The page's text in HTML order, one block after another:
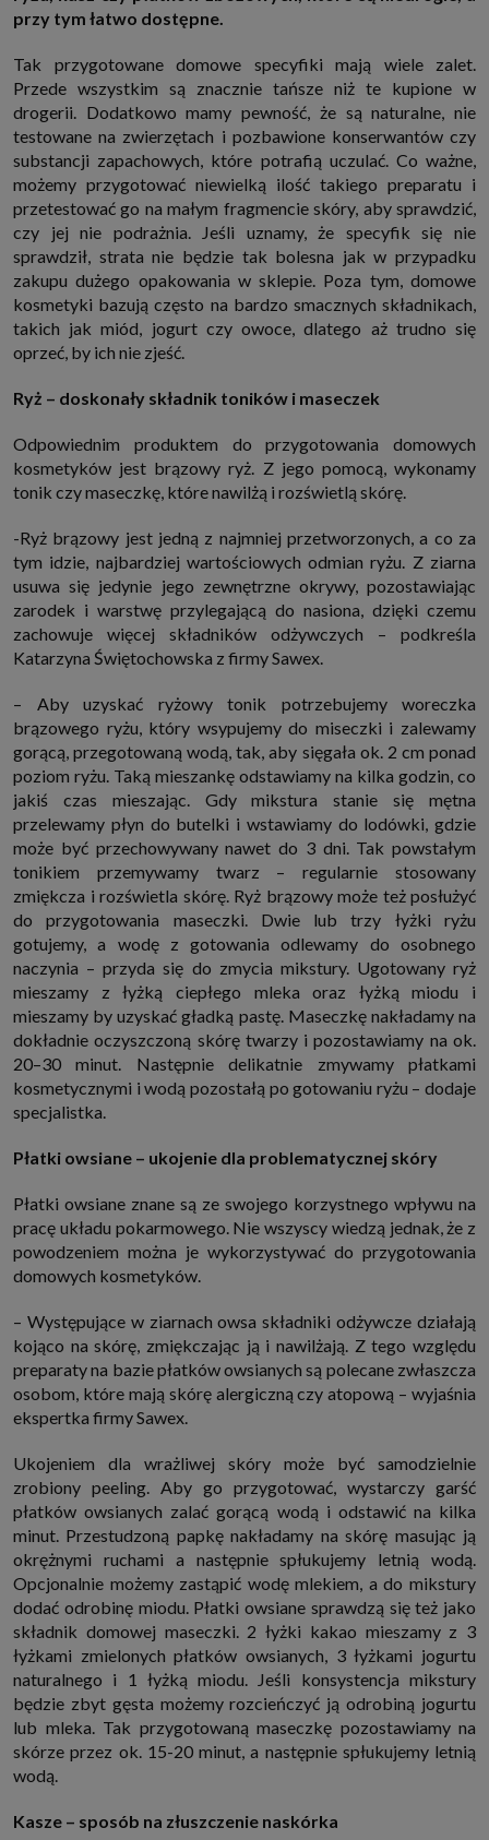
http://www.sagier.pl/
danych osobowych będą także nasi Zaufani Partnerzy. Listę Zaufanych
Partnerów możesz sprawdzić w każdym momencie na stronie naszej
polityki prywatności
i tam też zmodyfikować lub cofnąć swoje zgody.
Podstawa i cel przetwarzania
Twoje dane przetwarzamy w następujących celach:
1. Jeśli zawieramy z Tobą umowę o realizację danej usługi (np. usługi
zapewniającej Ci możliwość zapoznania się z jednym z naszych serwisów
w oparciu o treść regulaminu tego serwisu), to możemy przetwarzać
Twoje dane w zakresie niezbędnym do realizacji tej umowy.
2. Zapewnianie bezpieczeństwa usługi (np. sprawdzenie, czy do Twojego
konta nie loguje się nieuprawniona osoba), dokonanie pomiarów
statystycznych, ulepszanie naszych usług i dopasowanie ich do potrzeb i
wygody użytkowników (np. personalizowanie treści w usługach), jak
również prowadzenie marketingu i promocji własnych usług (np. jeśli
interesujesz się motoryzacją i oglądasz artykuły w biznesistyl.pl lub na
innych stronach internetowych, to możemy Ci wyświetlić reklamę
dotyczącą artykułu w serwisie biznesistyl.pl/automoto. Takie
interesów.
Cię reklamy (np. produktu, którego możesz potrzebować) reklamodawcy i
ich przedstawiciele chcieliby mieć możliwość przetwarzania Twoich
danych związanych z odwiedzanymi przez Ciebie stronami
internetowymi. Udzielenie takiej zgody jest dobrowolne, nie musisz jej
możliwość ograniczenia zakresu lub zmiany zgody w dowolnym
momencie.
przetwarzania, czyli w przypadku udzielenia zgody do momentu jej
cofnięcia, ograniczenia lub innych działań z Twojej strony ograniczających
tę zgodę, w przypadku niezbędności danych do wykonania umowy, przez
czas jej wykonywania i ewentualnie okres przedawnienia roszczeń z niej
(zwykle nie więcej niż 3 lata, a maksymalnie 10 lat), a w przypadku, gdy
Przekazywanie danych
Administratorzy danych mogą powierzać Twoje dane podwykonawcom IT,
księgowym, agencjom marketingowym etc. Zrobią to jedynie na
podstawie umowy o powierzenie przetwarzania danych zobowiązującej
nich do własnych celów.
Cookies
Na naszych stronach używamy znaczników internetowych takich jak pliki
np. cookie lub local storage do zbierania i przetwarzania danych
osobowych w celu personalizowania treści i reklam oraz analizowania
ruchu na stronach, aplikacjach i w Internecie. W ten sposób technologię tę
wykorzystują również podmioty z Grupy SAGIER oraz nasi Zaufani
Partnerzy, którzy także chcą dopasowywać reklamy do Twoich preferencji.
Cookies to dane informatyczne zapisywane w plikach i przechowywane na
Twoim urządzeniu końcowym (tj. twój komputer, tablet, smartphone itp.),
które przeglądarka wysyła do serwera przy każdorazowym wejściu na
stronę z tego urządzenia, podczas gdy odwiedzasz strony w Internecie.
Szczegółową informację na temat plików cookie i ich funkcjonowania
znajdzieszpod tym linkiem. Pod tym linkiem znajdziesz także informację
o tym jak zmienić ustawienia przeglądarki, aby ograniczyć lub wyłączyć
funkcjonowanie plików cookies itp. oraz jak usunąć takie pliki z Twojego
urządzenia.
Twoje uprawnienia
przetwarzania przez nas, inne podmioty z Grupy SAGIER i Zaufanych
1. Jeśli udzieliłeś zgody na przetwarzanie danych możesz ją w każdej
chwili wycofać (cofnięcie zgody oczywiście nie uchyli zgodności z prawem
przetwarzania już dokonanego na jej podstawie);
2. Masz również prawo żądania dostępu do Twoich danych osobowych, ich
sprostowania, usunięcia lub ograniczenia przetwarzania, prawo do
przeniesienia danych, wyrażenia sprzeciwu wobec przetwarzania danych
jest Prezes Urzędu Ochrony Danych Osobowych. Pod tym adresem
znajdziesz dodatkowe informacje dotyczące przetwarzania danych i
Twoich uprawnień.
przy tym łatwo dostępne.
Tak przygotowane domowe specyfiki mają wiele zalet.
Przede wszystkim są znacznie tańsze niż te kupione w
drogerii. Dodatkowo mamy pewność, że są naturalne, nie
testowane na zwierzętach i pozbawione konserwantów czy
substancji zapachowych, które potrafią uczulać. Co ważne,
możemy przygotować niewielką ilość takiego preparatu i
przetestować go na małym fragmencie skóry, aby sprawdzić,
czy jej nie podrażnia. Jeśli uznamy, że specyfik się nie
sprawdził, strata nie będzie tak bolesna jak w przypadku
zakupu dużego opakowania w sklepie. Poza tym, domowe
kosmetyki bazują często na bardzo smacznych składnikach,
takich jak miód, jogurt czy owoce, dlatego aż trudno się
oprzeć, by ich nie zjeść.
Ryż – doskonały składnik toników i maseczek
Odpowiednim produktem do przygotowania domowych
kosmetyków jest brązowy ryż. Z jego pomocą, wykonamy
tonik czy maseczkę, które nawilżą i rozświetlą skórę.
-Ryż brązowy jest jedną z najmniej przetworzonych, a co za
tym idzie, najbardziej wartościowych odmian ryżu. Z ziarna
usuwa się jedynie jego zewnętrzne okrywy, pozostawiając
zarodek i warstwę przylegającą do nasiona, dzięki czemu
zachowuje więcej składników odżywczych – podkreśla
Katarzyna Świętochowska z firmy Sawex.
– Aby uzyskać ryżowy tonik potrzebujemy woreczka
brązowego ryżu, który wsypujemy do miseczki i zalewamy
gorącą, przegotowaną wodą, tak, aby sięgała ok. 2 cm ponad
poziom ryżu. Taką mieszankę odstawiamy na kilka godzin, co
jakiś czas mieszając. Gdy mikstura stanie się mętna
przelewamy płyn do butelki i wstawiamy do lodówki, gdzie
może być przechowywany nawet do 3 dni. Tak powstałym
tonikiem przemywamy twarz – regularnie stosowany
zmiękcza i rozświetla skórę. Ryż brązowy może też posłużyć
do przygotowania maseczki. Dwie lub trzy łyżki ryżu
gotujemy, a wodę z gotowania odlewamy do osobnego
naczynia – przyda się do zmycia mikstury. Ugotowany ryż
mieszamy z łyżką ciepłego mleka oraz łyżką miodu i
mieszamy by uzyskać gładką pastę. Maseczkę nakładamy na
dokładnie oczyszczoną skórę twarzy i pozostawiamy na ok.
20–30 minut. Następnie delikatnie zmywamy płatkami
kosmetycznymi i wodą pozostałą po gotowaniu ryżu – dodaje
specjalistka.
Płatki owsiane – ukojenie dla problematycznej skóry
Płatki owsiane znane są ze swojego korzystnego wpływu na
pracę układu pokarmowego. Nie wszyscy wiedzą jednak, że z
powodzeniem można je wykorzystywać do przygotowania
domowych kosmetyków.
– Występujące w ziarnach owsa składniki odżywcze działają
kojąco na skórę, zmiękczając ją i nawilżają. Z tego względu
preparaty na bazie płatków owsianych są polecane zwłaszcza
osobom, które mają skórę alergiczną czy atopową – wyjaśnia
ekspertka firmy Sawex.
Ukojeniem dla wrażliwej skóry może być samodzielnie
zrobiony peeling. Aby go przygotować, wystarczy garść
płatków owsianych zalać gorącą wodą i odstawić na kilka
minut. Przestudzoną papkę nakładamy na skórę masując ją
okrężnymi ruchami a następnie spłukujemy letnią wodą.
Opcjonalnie możemy zastąpić wodę mlekiem, a do mikstury
dodać odrobinę miodu. Płatki owsiane sprawdzą się też jako
składnik domowej maseczki. 2 łyżki kakao mieszamy z 3
łyżkami zmielonych płatków owsianych, 3 łyżkami jogurtu
naturalnego i 1 łyżką miodu. Jeśli konsystencja mikstury
będzie zbyt gęsta możemy rozcieńczyć ją odrobiną jogurtu
lub mleka. Tak przygotowaną maseczkę pozostawiamy na
skórze przez ok. 15-20 minut, a następnie spłukujemy letnią
wodą.
Kasze – sposób na złuszczenie naskórka